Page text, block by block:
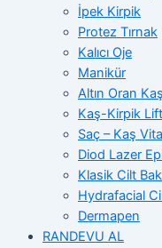
İpek Kirpik
Protez Tırnak
Kalıcı Oje
Manikür
Altın Oran
Kaş-Kirpik
Saç – Kaş
Diod Lazer
Klasik Cilt
Hydrafacial
Dermapen
RANDEVU AL